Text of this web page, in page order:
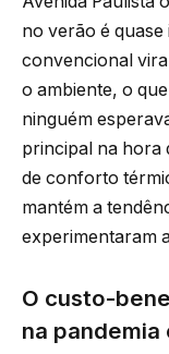
no verão é
convencional
o ambiente, o
ninguém
principal na hora
de conforto
mantém a
experimentaram
O custo-
na